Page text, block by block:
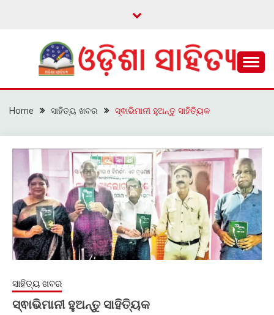
ଓଡ଼ିଶା ସାହିତ୍ୟ
Home ସାହିତ୍ୟ ଖବର ସ୍ଵାଭିମାନୀ ହୁଅନ୍ତୁ ସାହିତ୍ୟିକ
ସାହିତ୍ୟ ଖବର
ସ୍ଵାଭିମାନୀ ହୁଅନ୍ତୁ ସାହିତ୍ୟିକ